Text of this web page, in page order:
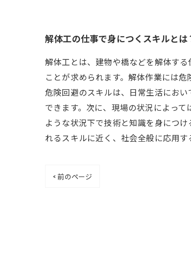
解体工の仕事で身につくスキルとは
解体工とは、建物や橋などを解体す
ことが求められます。解体作業には
危険回避のスキルは、日常生活にお
できます。次に、現場の状況によっ
ような状況下で技術と知識を身につ
れるスキルに近く、社会全般に応用す
< 前のページ